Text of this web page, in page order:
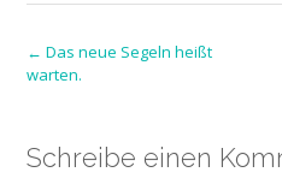
Post
← Das neue Segeln heißt
warten.
Schreibe einen